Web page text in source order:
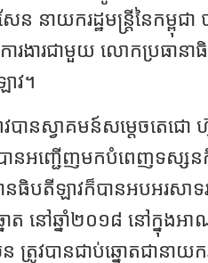
នាយករដ្ឋមន្ត្រីនៃកម្ពុជ
ារងារជាមួយ លោកប្រធានា
វ។
បានស្វាគមន៍សម្តេចតេជោ
អញ្ជើញមកបំពេញទស្សនកិច្
ធិបតីឡាវក៏បានអបអរសាទ
ត នៅឆ្នាំ២០១៨ នៅក្នុងអ
រូវបានជាប់ឆ្នោតជានាយករ